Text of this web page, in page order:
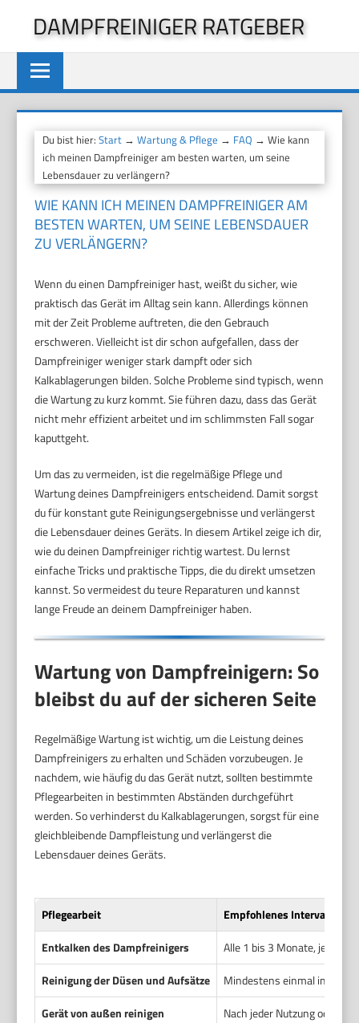
springen
DAMPFREINIGER RATGEBER
Du bist hier:Start →Wartung & Pflege → FAQ → Wie kann
ich meinen Dampfreiniger am besten warten, um seine
Lebensdauer zu verlängern?
WIE KANN ICH MEINEN DAMPFREINIGER AM
BESTEN WARTEN, UM SEINE LEBENSDAUER
ZU VERLÄNGERN?
Wenn du einen Dampfreiniger hast, weißt du sicher, wie
praktisch das Gerät im Alltag sein kann. Allerdings können
mit der Zeit Probleme auftreten, die den Gebrauch
erschweren. Vielleicht ist dir schon aufgefallen, dass der
Dampfreiniger weniger stark dampft oder sich
Kalkablagerungen bilden. Solche Probleme sind typisch, wenn
die Wartung zu kurz kommt. Sie führen dazu, dass das Gerät
nicht mehr effizient arbeitet und im schlimmsten Fall sogar
kaputtgeht.
Um das zu vermeiden, ist die regelmäßige Pflege und
Wartung deines Dampfreinigers entscheidend. Damit sorgst
du für konstant gute Reinigungsergebnisse und verlängerst
die Lebensdauer deines Geräts. In diesem Artikel zeige ich dir,
wie du deinen Dampfreiniger richtig wartest. Du lernst
einfache Tricks und praktische Tipps, die du direkt umsetzen
kannst. So vermeidest du teure Reparaturen und kannst
lange Freude an deinem Dampfreiniger haben.
Wartung von Dampfreinigern: So
bleibst du auf der sicheren Seite
Regelmäßige Wartung ist wichtig, um die Leistung deines
Dampfreinigers zu erhalten und Schäden vorzubeugen. Je
nachdem, wie häufig du das Gerät nutzt, sollten bestimmte
Pflegearbeiten in bestimmten Abständen durchgeführt
werden. So verhinderst du Kalkablagerungen, sorgst für eine
gleichbleibende Dampfleistung und verlängerst die
Lebensdauer deines Geräts.
Pflegearbeit
Empfohlenes Intervall
Entkalken des Dampfreinigers
Alle 1 bis 3 Monate, je nach
Reinigung der Düsen und Aufsätze
Mindestens einmal im
Gerät von außen reinigen
Nach jeder Nutzung oder